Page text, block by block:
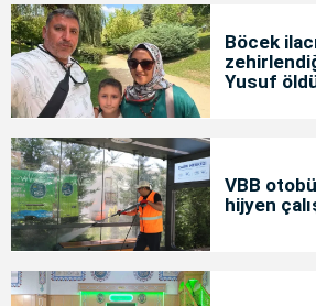
Böcek
Yusuf
VBB
hijyen